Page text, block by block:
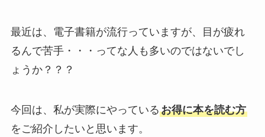
最近は、電子書籍が流行っていますが、目が疲れ
るんで苦手・・・ってな人も多いのではないでし
ょうか？？？
今回は、私が実際にやっているお得に本を読む方
をご紹介したいと思います。